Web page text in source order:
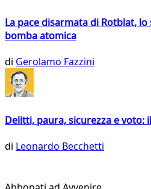
La pace disarmata di Rotblat,
bomba atomica
di Gerolamo Fazzini
Delitti, paura, sicurezza e voto:
di Leonardo Becchetti